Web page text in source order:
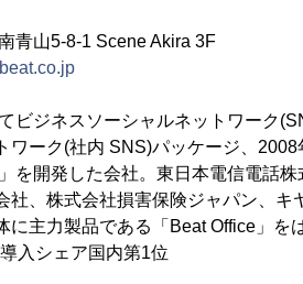
青山5-8-1 Scene Akira 3F
ビジネスソーシャルネットワーク
ワーク(社内 SNS)パッケージ、
を開発した会社。東日本電信電話
社、株式会社損害保険ジャパン、
に主力製品である「Beat Office」を
入シェア国内第1位